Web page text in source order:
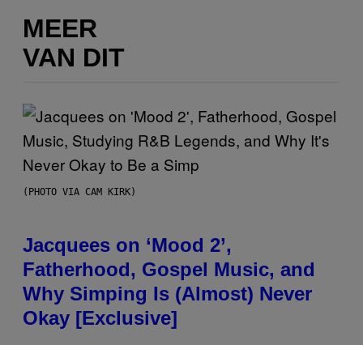
MEER
VAN DIT
(PHOTO VIA CAM KIRK)
Jacquees on ‘Mood 2’,
Fatherhood, Gospel Music, and
Why Simping Is (Almost) Never
Okay [Exclusive]